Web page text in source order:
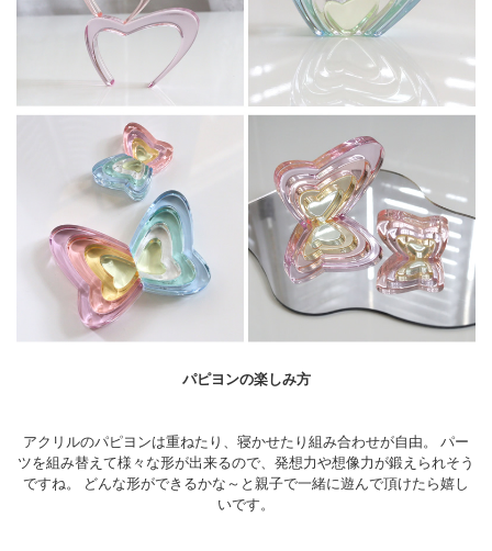
パピヨンの楽しみ方
アクリルのパピヨンは重ねたり、寝かせたり組み合わせが自由。 パー
ツを組み替えて様々な形が出来るので、発想力や想像力が鍛えられそう
ですね。 どんな形ができるかな～と親子で一緒に遊んで頂けたら嬉し
いです。